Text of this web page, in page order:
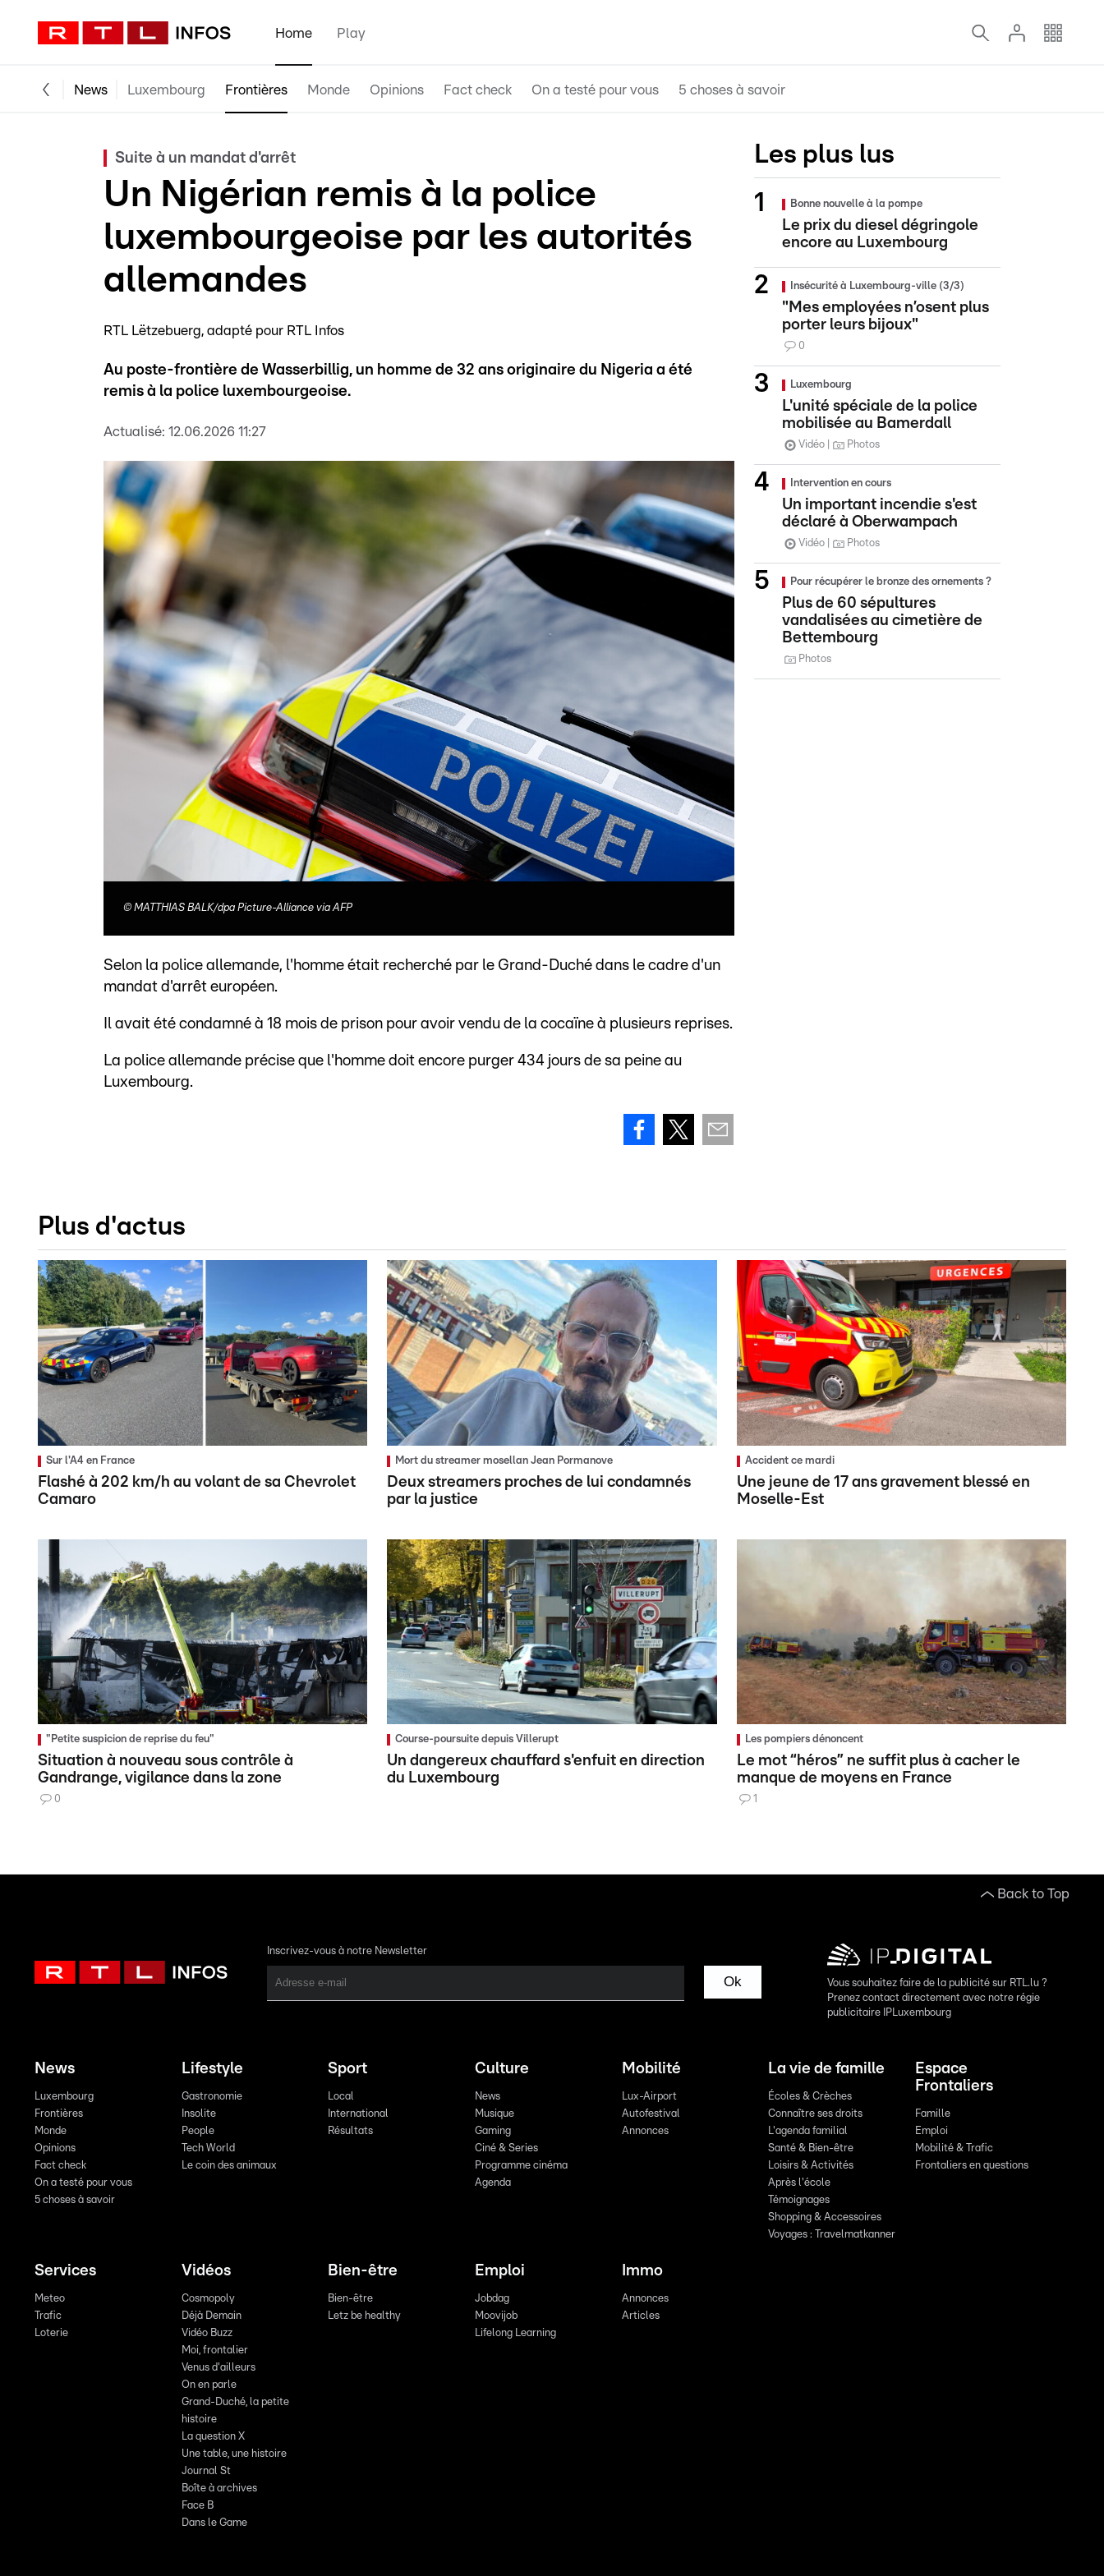
Home Play
News Luxembourg Frontières Monde Opinions Fact check On a testé pour vous 5 choses à savoir
Suite à un mandat d'arrêt
Un Nigérian remis à la police
luxembourgeoise par les autorités
allemandes
RTL Lëtzebuerg adapté pour RTL Infos
Au poste-frontière de Wasserbillig, un homme de 32 ans originaire du Nigeria a été
remis à la police luxembourgeoise.
Actualisé: 12.06.2026 11:27
© MATTHIAS BALK/dpa Picture-Alliance via AFP
Selon la police allemande, l'homme était recherché par le Grand-Duché dans le cadre d'un
mandat d'arrêt européen.
Il avait été condamné à 18 mois de prison pour avoir vendu de la cocaïne à plusieurs reprises.
La police allemande précise que l'homme doit encore purger 434 jours de sa peine au
Luxembourg.
Les plus lus
Bonne nouvelle à la pompe
Le prix du diesel dégringole
encore au Luxembourg
Insécurité à Luxembourg-ville (3/3)
"Mes employées n’osent plus
porter leurs bijoux"
0
Luxembourg
L'unité spéciale de la police
mobilisée au Bamerdall
Vidéo Photos
Intervention en cours
Un important incendie s'est
déclaré à Oberwampach
Vidéo Photos
Pour récupérer le bronze des ornements ?
Plus de 60 sépultures
vandalisées au cimetière de
Bettembourg
Photos
Plus d'actus
Sur l'A4 en France
Flashé à 202 km/h au volant de sa Chevrolet
Camaro
Mort du streamer mosellan Jean Pormanove
Deux streamers proches de lui condamnés
par la justice
Accident ce mardi
Une jeune de 17 ans gravement blessé en
Moselle-Est
"Petite suspicion de reprise du feu"
Situation à nouveau sous contrôle à
Gandrange, vigilance dans la zone
0
Course-poursuite depuis Villerupt
Un dangereux chauffard s'enfuit en direction
du Luxembourg
Les pompiers dénoncent
Le mot “héros” ne suffit plus à cacher le
manque de moyens en France
1
Back to Top
Inscrivez-vous à notre Newsletter
Ok
Vous souhaitez faire de la publicité sur RTL.lu ?
Prenez contact directement avec notre régie
publicitaire IPLuxembourg
News
Luxembourg
Frontières
Monde
Opinions
Fact check
On a testé pour vous
5 choses à savoir
Lifestyle
Gastronomie
Insolite
People
Tech World
Le coin des animaux
Sport
Local
International
Résultats
Culture
News
Musique
Gaming
Ciné & Series
Programme cinéma
Agenda
Mobilité
Lux-Airport
Autofestival
Annonces
La vie de famille
Écoles & Crèches
Connaître ses droits
L'agenda familial
Santé & Bien-être
Loisirs & Activités
Après l'école
Témoignages
Shopping & Accessoires
Voyages : Travelmatkanner
Espace
Frontaliers
Famille
Emploi
Mobilité & Trafic
Frontaliers en questions
Services
Meteo
Trafic
Loterie
Vidéos
Cosmopoly
Déjà Demain
Vidéo Buzz
Moi, frontalier
Venus d'ailleurs
On en parle
Grand-Duché, la petite
histoire
La question X
Une table, une histoire
Journal St
Boîte à archives
Face B
Dans le Game
Bien-être
Bien-être
Letz be healthy
Emploi
Jobdag
Moovijob
Lifelong Learning
Immo
Annonces
Articles